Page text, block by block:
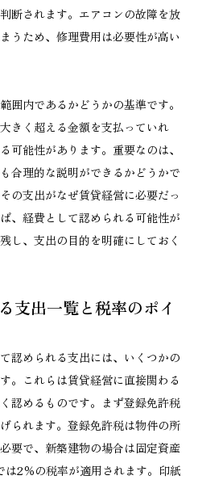
断されます。エアコンの故障を放
うため、修理費用は必要性が高い
囲内であるかどうかの基準です。
きく超える金額を支払っていれ
可能性があります。重要なのは、
合理的な説明ができるかどうかで
の支出がなぜ賃貸経営に必要だっ
、経費として認められる可能性が
し、支出の目的を明確にしておく
支出一覧と税率のポイ
認められる支出には、いくつかの
。これらは賃貸経営に直接関わる
認めるものです。まず登録免許税
られます。登録免許税は物件の所
要で、新築建物の場合は固定資産
2％の税率が適用されます。印紙